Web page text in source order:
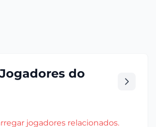
do
jogadores relacionados.